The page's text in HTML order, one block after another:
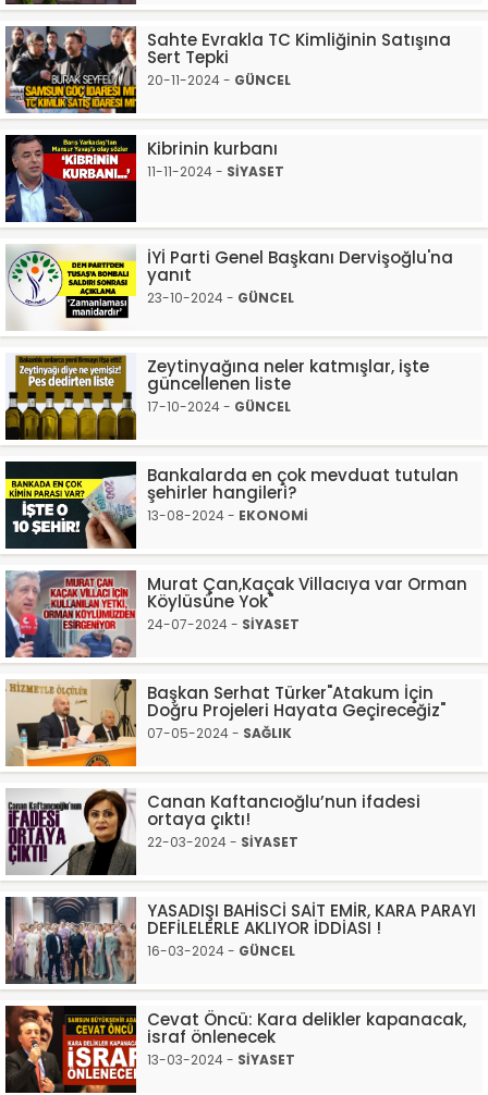
Sahte Evrakla TC Kimliğinin Satışına
Sert Tepki
20-11-2024 - GÜNCEL
Kibrinin kurbanı
11-11-2024 - SİYASET
İYİ Parti Genel Başkanı Dervişoğlu'na
yanıt
23-10-2024 - GÜNCEL
Zeytinyağına neler katmışlar, işte
güncellenen liste
17-10-2024 - GÜNCEL
Bankalarda en çok mevduat tutulan
şehirler hangileri?
13-08-2024 - EKONOMİ
Murat Çan,Kaçak Villacıya var Orman
Köylüsüne Yok"
24-07-2024 - SİYASET
Başkan Serhat Türker"Atakum İçin
Doğru Projeleri Hayata Geçireceğiz"
07-05-2024 - SAĞLIK
Canan Kaftancıoğlu’nun ifadesi
ortaya çıktı!
22-03-2024 - SİYASET
YASADIŞI BAHİSCİ SAİT EMİR, KARA PARAYI
DEFİLELERLE AKLIYOR İDDİASI !
16-03-2024 - GÜNCEL
Cevat Öncü: Kara delikler kapanacak,
israf önlenecek
13-03-2024 - SİYASET